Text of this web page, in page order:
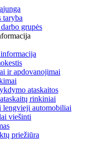
taryba
grupės
ir apdovanojimai
ataskaitos
rinkiniai
lengvieji automobiliai
viešinti
priežiūra